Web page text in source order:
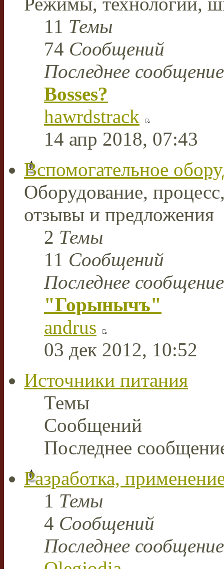
11 Темы
74 Сообщений
Последнее сообщение
Bosses?
hawrdstrack
14 апр 2018, 07:43
Вспомогательное
Оборудование,
отзывы и предложения
2 Темы
11 Сообщений
Последнее сообщение
"Горынычъ"
andrus
03 дек 2012, 10:52
Источники питания
Темы
Сообщений
Последнее
Разработка,
1 Темы
4 Сообщений
Последнее сообщение